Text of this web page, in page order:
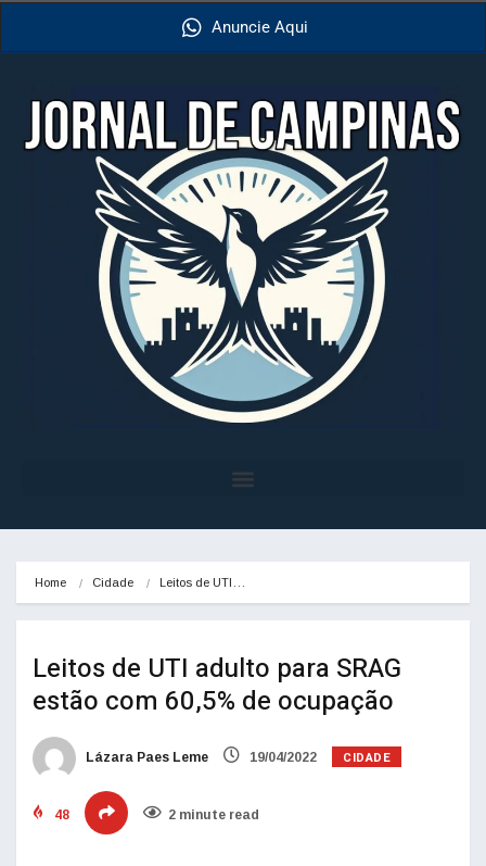
Anuncie Aqui
Home Cidade Leitos de UTI…
Leitos de UTI adulto para SRAG
estão com 60,5% de ocupação
Lázara Paes Leme 19/04/2022 CIDADE
48 2 minute read